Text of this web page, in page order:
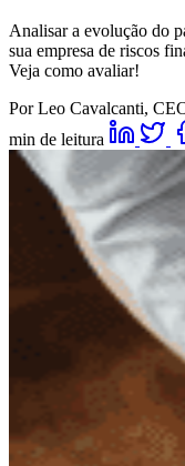
Analisar a evolução do
sua empresa de riscos
Veja como avaliar!
Por Leo Cavalcanti,
min de leitura